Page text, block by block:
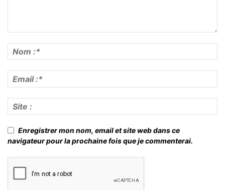
Enregistrer mon nom, email et site web dans ce
navigateur pour la prochaine fois que je commenterai.